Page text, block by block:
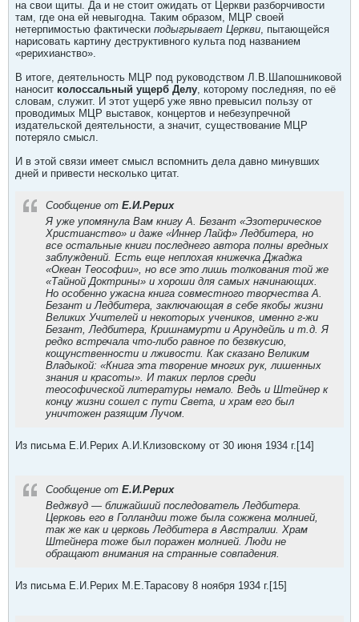
на свои щиты. Да и не стоит ожидать от Церкви разборчивости
там, где она ей невыгодна. Таким образом, МЦР своей
нетерпимостью фактически подыгрывает Церкви, пытающейся
нарисовать картину деструктивного культа под названием
«рерихианство».
В итоге, деятельность МЦР под руководством Л.В.Шапошниковой
наносит колоссальный ущерб Делу, которому последняя, по её
словам, служит. И этот ущерб уже явно превысил пользу от
проводимых МЦР выставок, концертов и небезупречной
издательской деятельности, а значит, существование МЦР
потеряло смысл.
И в этой связи имеет смысл вспомнить дела давно минувших
дней и привести несколько цитат.
Сообщение от Е.И.Рерих
Я уже упомянула Вам книгу А. Безант «Эзотерическое
Христианство» и даже «Иннер Лайф» Ледбитера, но
все остальные книги последнего автора полны вредных
заблуждений. Есть еще неплохая книжечка Джаджа
«Океан Теософии», но все это лишь толкования той же
«Тайной Доктрины» и хороши для самых начинающих.
Но особенно ужасна книга совместного творчества А.
Безант и Ледбитера, заключающая в себе якобы жизни
Великих Учителей и некоторых учеников, именно г-жи
Безант, Ледбитера, Кришнамурти и Арундейль и т.д. Я
редко встречала что-либо равное по безвкусию,
кощунственности и лживости. Как сказано Великим
Владыкой: «Книга эта творение многих рук, лишенных
знания и красоты». И таких перлов среди
теософической литературы немало. Ведь и Штейнер к
концу жизни сошел с пути Света, и храм его был
уничтожен разящим Лучом.
Из письма Е.И.Рерих А.И.Клизовскому от 30 июня 1934 г.[14]
Сообщение от Е.И.Рерих
Веджвуд — ближайший последователь Ледбитера.
Церковь его в Голландии тоже была сожжена молнией,
так же как и церковь Ледбитера в Австралии. Храм
Штейнера тоже был поражен молнией. Люди не
обращают внимания на странные совпадения.
Из письма Е.И.Рерих М.Е.Тарасову 8 ноября 1934 г.[15]